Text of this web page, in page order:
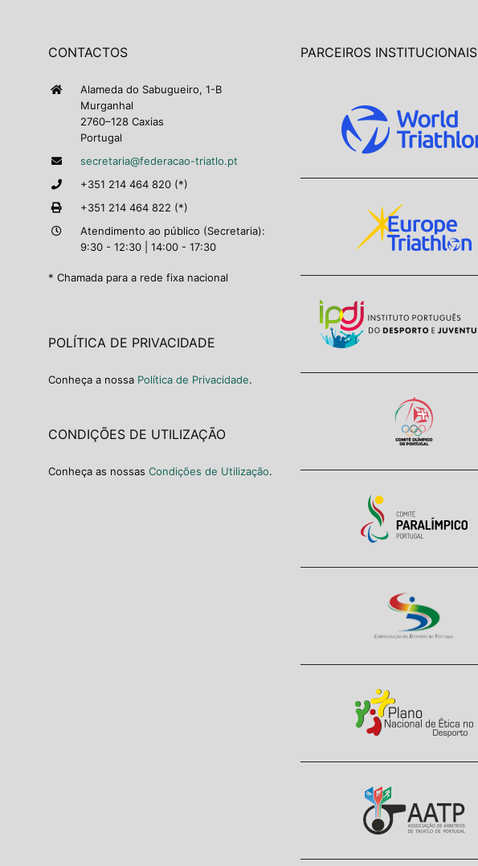
CONTACTOS
Alameda do Sabugueiro, 1-B
Murganhal
2760–128 Caxias
Portugal
secretaria@federacao-triatlo.pt
+351 214 464 820 (*)
+351 214 464 822 (*)
Atendimento ao público (Secretaria):
9:30 - 12:30 | 14:00 - 17:30
* Chamada para a rede fixa nacional
POLÍTICA DE PRIVACIDADE
Conheça a nossa Política de Privacidade.
CONDIÇÕES DE UTILIZAÇÃO
Conheça as nossas Condições de Utilização.
PARCEIROS INSTITUCIONAIS